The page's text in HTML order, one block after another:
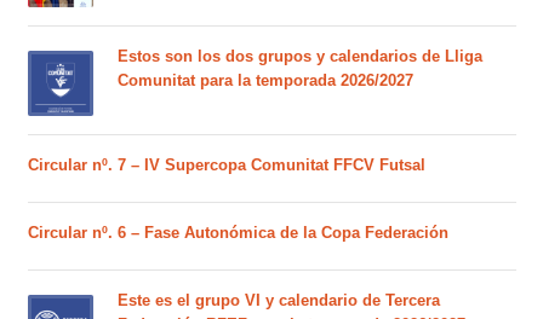
Estos son los dos grupos y calendarios de Lliga
Comunitat para la temporada 2026/2027
Circular nº. 7 – IV Supercopa Comunitat FFCV Futsal
Circular nº. 6 – Fase Autonómica de la Copa Federación
Este es el grupo VI y calendario de Tercera